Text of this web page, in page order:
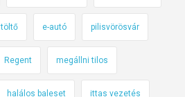
töltő e-autó pilisvörösvár
Regent megállni tilos
halálos baleset ittas vezetés